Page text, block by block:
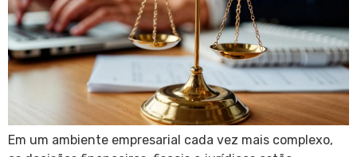
Em um ambiente empresarial cada vez mais complexo,